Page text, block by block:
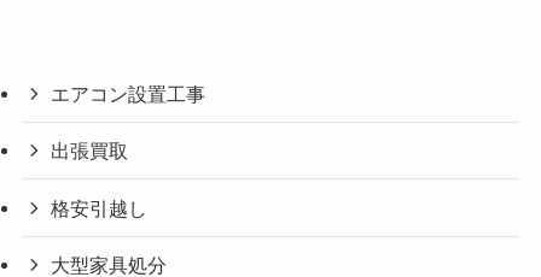
エアコン設置工事
出張買取
格安引越し
大型家具処分